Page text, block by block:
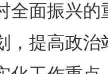
全面振兴的
，提高政